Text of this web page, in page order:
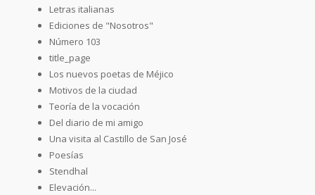
Letras italianas
Ediciones de "Nosotros"
Número 103
title_page
Los nuevos poetas de Méjico
Motivos de la ciudad
Teoría de la vocación
Del diario de mi amigo
Una visita al Castillo de San José
Poesías
Stendhal
Elevación...